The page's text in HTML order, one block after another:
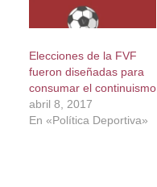
Elecciones de la FVF
fueron diseñadas para
consumar el continuismo
abril 8, 2017
En «Política Deportiva»